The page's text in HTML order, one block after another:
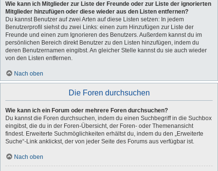
Wie kann ich Mitglieder zur Liste der Freunde oder zur Liste der ignorierten
Mitglieder hinzufügen oder diese wieder aus den Listen entfernen?
Du kannst Benutzer auf zwei Arten auf diese Listen setzen: In jedem
Benutzerprofil siehst du zwei Links: einen zum Hinzufügen zur Liste der
Freunde und einen zum Ignorieren des Benutzers. Außerdem kannst du im
persönlichen Bereich direkt Benutzer zu den Listen hinzufügen, indem du
deren Benutzernamen eingibst. An gleicher Stelle kannst du sie auch wieder
von den Listen entfernen.
Nach oben
Die Foren durchsuchen
Wie kann ich ein Forum oder mehrere Foren durchsuchen?
Du kannst die Foren durchsuchen, indem du einen Suchbegriff in die Suchbox
eingibst, die du in der Foren-Übersicht, der Foren- oder Themenansicht
findest. Erweiterte Suchmöglichkeiten erhältst du, indem du den „Erweiterte
Suche“-Link anklickst, der von jeder Seite des Forums aus verfügbar ist.
Nach oben